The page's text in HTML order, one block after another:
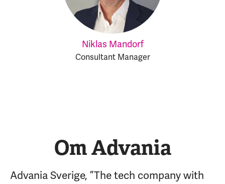
Niklas Mandorf
Consultant Manager
Om Advania
Advania Sverige, ”The tech company with